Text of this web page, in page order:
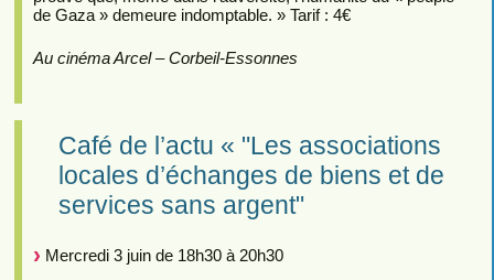
de Gaza » demeure indomptable. » Tarif : 4€
Au cinéma Arcel – Corbeil-Essonnes
Café de l’actu « "Les associations
locales d’échanges de biens et de
services sans argent"
Mercredi 3 juin de 18h30 à 20h30